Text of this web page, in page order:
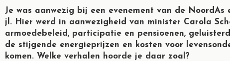
Je was aanwezig bij een evenement van de NoordAs
jl. Hier werd in aanwezigheid van minister Carola
armoedebeleid, participatie en pensioenen,
de stijgende energieprijzen en kosten voor
komen. Welke verhalen hoorde je daar zoal?